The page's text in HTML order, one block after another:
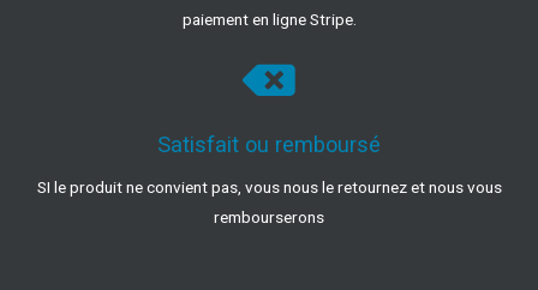
paiement en ligne Stripe.
Satisfait ou remboursé
SI le produit ne convient pas, vous nous le retournez et nous vous
rembourserons